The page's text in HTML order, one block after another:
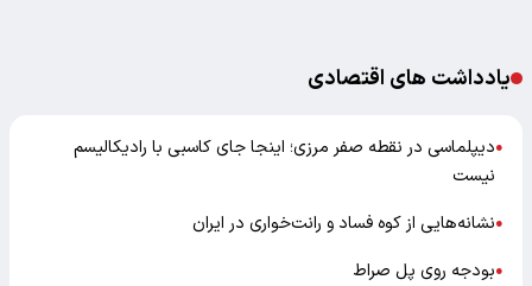
یادداشت های اقتصادی
●دیپلماسی در نقطه صفر مرزی؛ اینجا جای کاسبی با رادیکالیسم
نیست
●نشانه‌هایی از کوه فساد و رانت‌خواری در ایران
●بودجه روی پل صراط